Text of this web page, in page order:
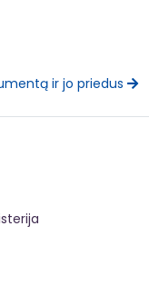
ir jo priedus